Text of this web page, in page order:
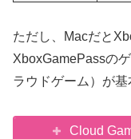
ただし、Macだと
XboxGamePassの
ラウドゲーム）が基
Cloud